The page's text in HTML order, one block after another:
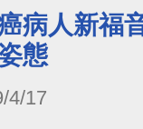
病人新福
態
4/17